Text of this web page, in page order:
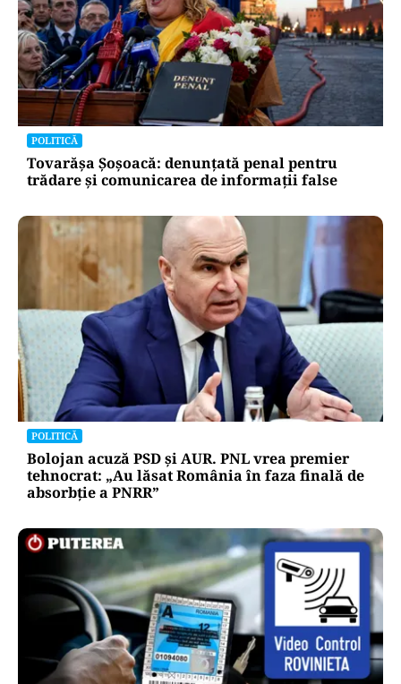
POLITICĂ
Tovarășa Șoșoacă: denunțată penal pentru
trădare și comunicarea de informații false
POLITICĂ
Bolojan acuză PSD și AUR. PNL vrea premier
tehnocrat: „Au lăsat România în faza finală de
absorbţie a PNRR”